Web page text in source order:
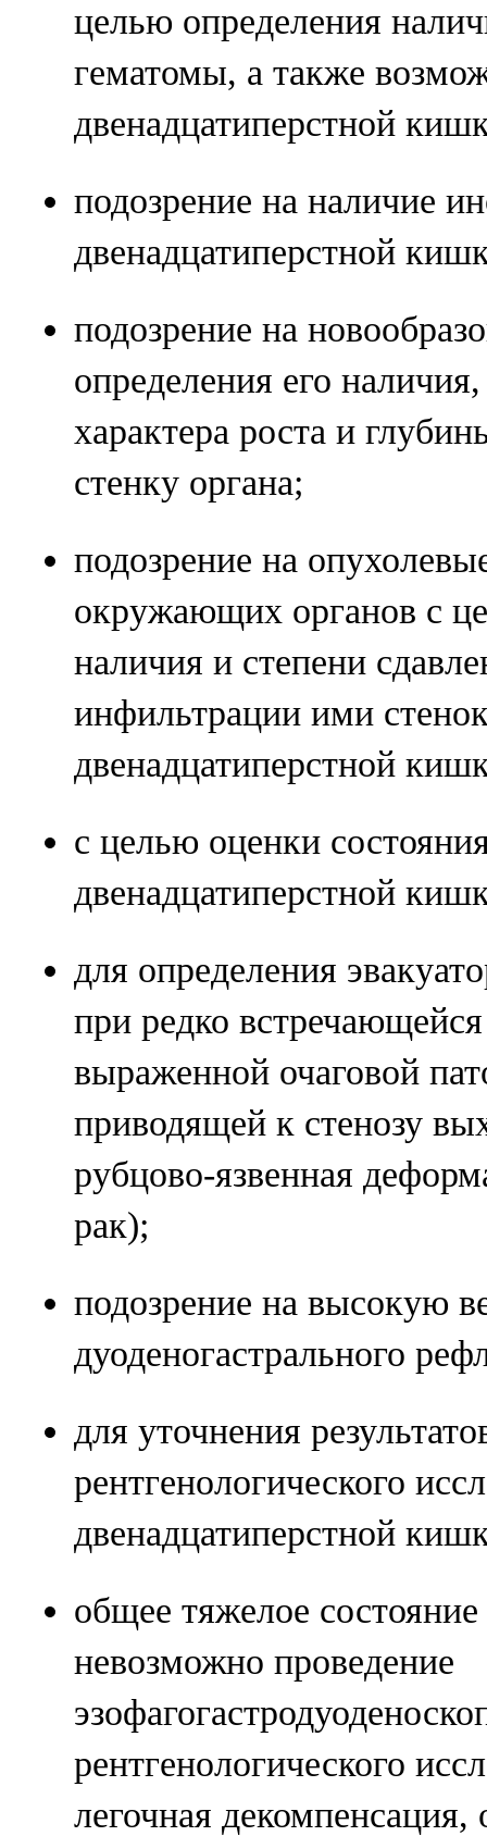
целью определения
гематомы, а также
двенадцатиперстной
подозрение на наличие
двенадцатиперстной
подозрение на
определения его
характера роста и
стенку органа;
подозрение на
окружающих органов с
наличия и степени
инфильтрации ими
двенадцатиперстной
с целью оценки
двенадцатиперстной
для определения
при редко
выраженной очаговой
приводящей к стенозу
рубцово-язвенная
рак);
подозрение на высокую
дуоденогастрального
для уточнения
рентгенологического
двенадцатиперстной
общее тяжелое состояние
невозможно проведение
рентгенологического
легочная декомпенсация,